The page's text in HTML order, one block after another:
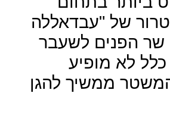
של "עבדאללה
שר הפנים לשעבר
לא מופיע
ממשיך להגן